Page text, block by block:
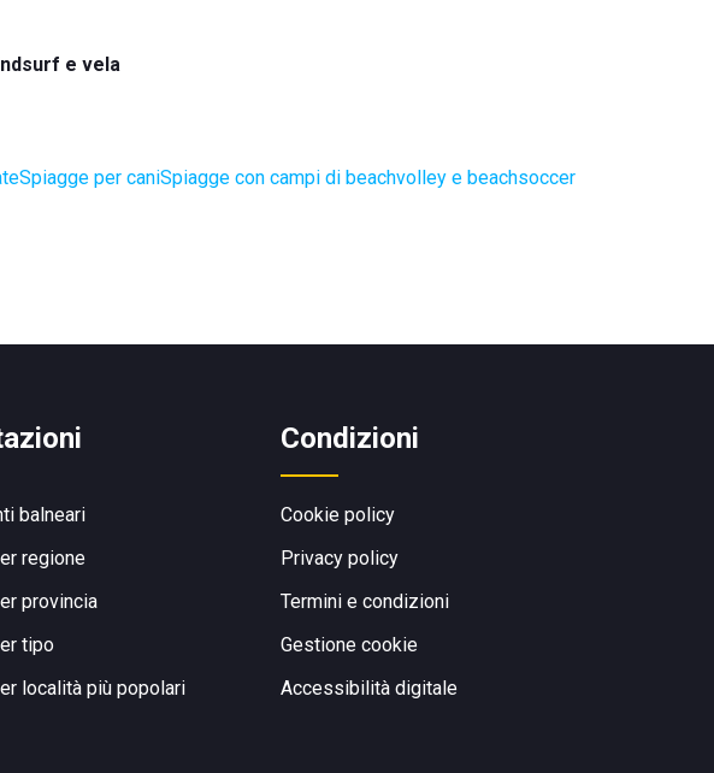
e vela
Spiagge per caniSpiagge con campi di beachvolley e beachsoccer
balneari
regione
provincia
tipo
località più popolari
Condizioni
Cookie policy
Privacy policy
Termini e condizioni
Gestione cookie
Accessibilità digitale